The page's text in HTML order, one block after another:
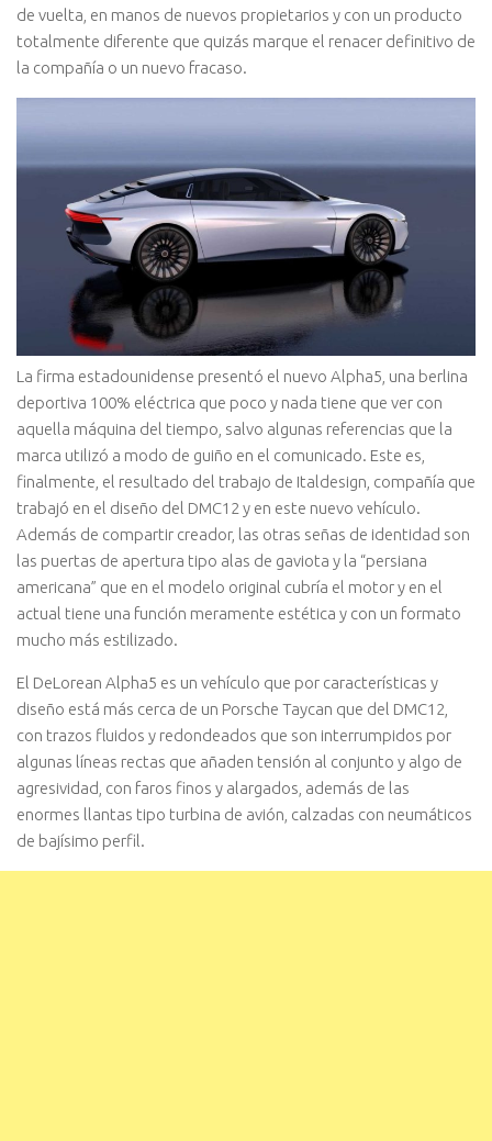
de vuelta, en manos de nuevos propietarios y con un producto
totalmente diferente que quizás marque el renacer definitivo de
la compañía o un nuevo fracaso.
La firma estadounidense presentó el nuevo Alpha5, una berlina
deportiva 100% eléctrica que poco y nada tiene que ver con
aquella máquina del tiempo, salvo algunas referencias que la
marca utilizó a modo de guiño en el comunicado. Este es,
finalmente, el resultado del trabajo de Italdesign, compañía que
trabajó en el diseño del DMC12 y en este nuevo vehículo.
Además de compartir creador, las otras señas de identidad son
las puertas de apertura tipo alas de gaviota y la “persiana
americana” que en el modelo original cubría el motor y en el
actual tiene una función meramente estética y con un formato
mucho más estilizado.
El DeLorean Alpha5 es un vehículo que por características y
diseño está más cerca de un Porsche Taycan que del DMC12,
con trazos fluidos y redondeados que son interrumpidos por
algunas líneas rectas que añaden tensión al conjunto y algo de
agresividad, con faros finos y alargados, además de las
enormes llantas tipo turbina de avión, calzadas con neumáticos
de bajísimo perfil.